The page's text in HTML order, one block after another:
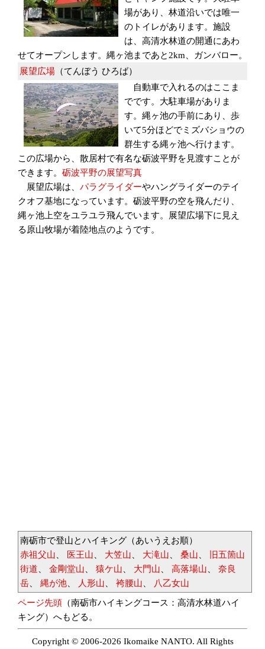
場があり、林道沿いでは唯一
のトイレがあります。施設
は、高清水林道の開通にあわ
せてオープンします。縄ヶ池まであと2km、ガンバロー。
展望広場 （てんぼう ひろば）
自動車で入れるのはここま
でです。大駐車場がありま
す。縄ヶ池の手前にあり、歩
いて5分ほどでミズバショウの
群生する縄ヶ池へ行けます。
この広場から、散居村で有名な砺波平野を見渡すことが
できます。 砺波平野の展望写真
展望広場は、 パラグライダーやハングライダーのテイ
クオフ基地になっています。砺波平野の空を飛んだり、
縄ヶ池上空をユラユラ飛んでいます。展望広場下に見え
る原山牧場が着陸地点のようです。
南砺市で登山とハイキング（あいうえお順）
赤祖父山
医王山 大笠山 大滝山 桑山
旧五箇山
街道
金剛堂山 猿ケ山 大門山 高落場山
奈良
岳
縄が池 人形山 袴腰山 八乙女山
ページ先頭 （南砺市ハイキングコース：高清水林道ハイ
キング）へもどる。
Copyright © 2006-2026 Ikomaike NANTO. All Rights